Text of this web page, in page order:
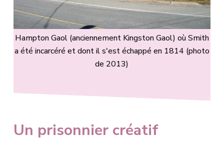
Hampton Gaol (anciennement Kingston Gaol) où Smith
a été incarcéré et dont il s'est échappé en 1814 (photo
de 2013)
Un prisonnier créatif